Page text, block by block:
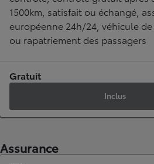
1500km, satisfait ou échangé,
européenne 24h/24, véhicule
ou rapatriement des passagers
Gratuit
Inclus
Assurance